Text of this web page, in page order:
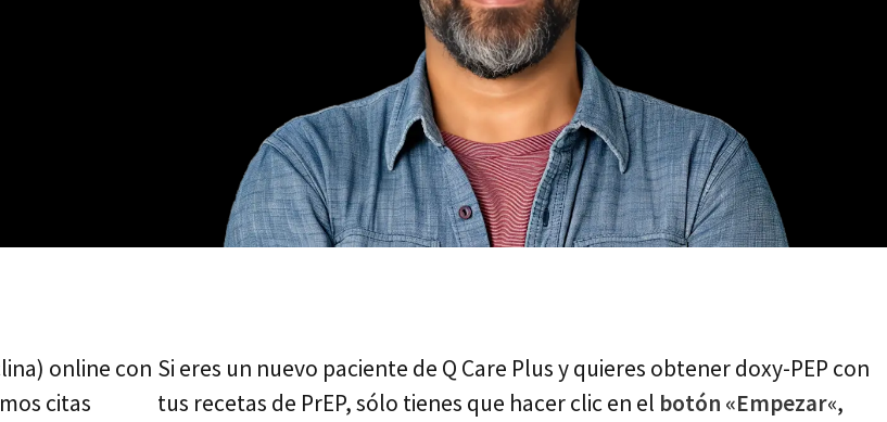
online con
citas
Si eres un nuevo paciente de Q Care Plus y quieres obtener doxy-PEP con
tus recetas de PrEP, sólo tienes que hacer clic en el botón «Empezar«,